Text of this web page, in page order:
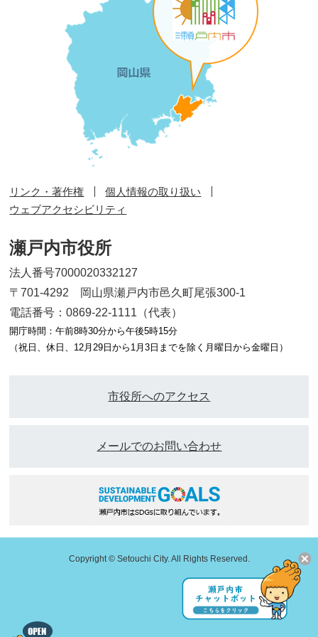
リンク・著作権
個人情報の取り扱い
ウェブアクセシビリティ
瀬戸内市役所
法人番号7000020332127
〒701-4292 岡山県瀬戸内市邑久町尾張300-1
電話番号：0869-22-1111（代表）
開庁時間：午前8時30分から午後5時15分
（祝日、休日、12月29日から1月3日までを除く月曜日から金曜日）
市役所へのアクセス
メールでのお問い合わせ
Copyright © Setouchi City. All Rights Reserved.